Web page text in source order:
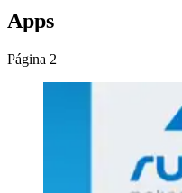
Apps
Página 2